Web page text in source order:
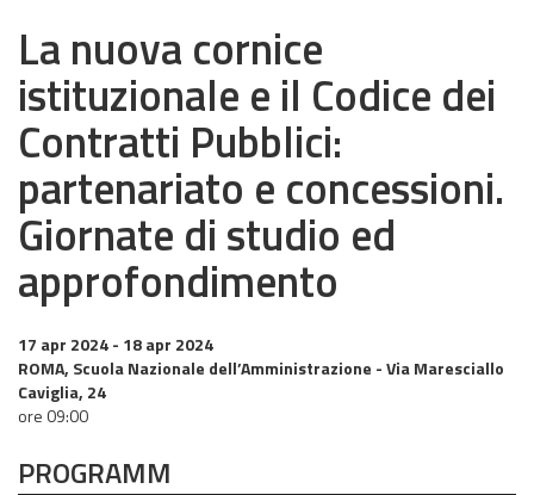
La nuova cornice
istituzionale e il Codice dei
Contratti Pubblici:
partenariato e concessioni.
Giornate di studio ed
approfondimento
17 apr 2024- 18 apr 2024
ROMA, Scuola Nazionale dell’Amministrazione - Via Maresciallo
Caviglia, 24
ore 09:00
PROGRAMM